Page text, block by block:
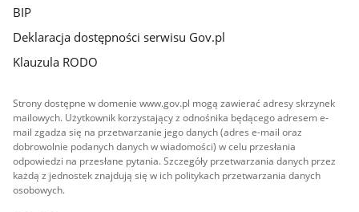
BIP
Deklaracja dostępności serwisu Gov.pl
Klauzula RODO
Strony dostępne w domenie www.gov.pl mogą zawierać adresy skrzynek
mailowych. Użytkownik korzystający z odnośnika będącego adresem e-
mail zgadza się na przetwarzanie jego danych (adres e-mail oraz
dobrowolnie podanych danych w wiadomości) w celu przesłania
odpowiedzi na przesłane pytania. Szczegóły przetwarzania danych przez
każdą z jednostek znajdują się w ich politykach przetwarzania danych
osobowych.